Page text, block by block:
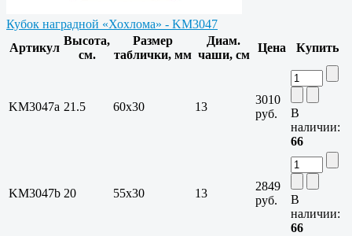
Кубок наградной «Хохлома» - KM3047
Артикул
Высота,
см.
Размер
таблички, мм
Диам.
чаши, см
Цена Купить
KM3047a 21.5 60x30 13
3010
руб.
В
наличии:
66
KM3047b 20 55x30 13
2849
руб.
В
наличии:
66